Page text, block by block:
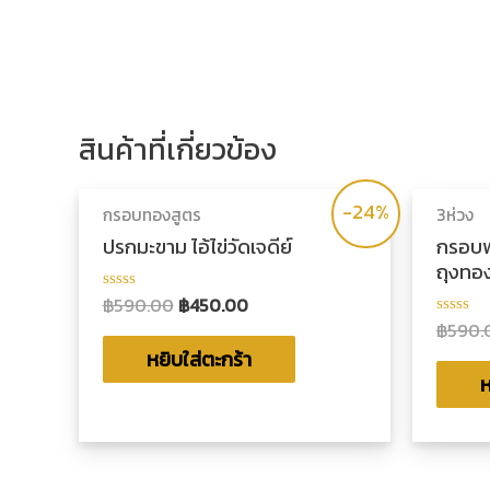
สินค้าที่เกี่ยวข้อง
-24%
กรอบทองสูตร
ปรกมะขาม ไอ้ไข่วัดเจดีย์
ให้
คะแนน
0
5
฿590.00 ฿450.00
หยิบใส่ตะกร้า
3ห่วง
กรอบ
ถุงทอ
ให้
คะแนน
0
5
฿